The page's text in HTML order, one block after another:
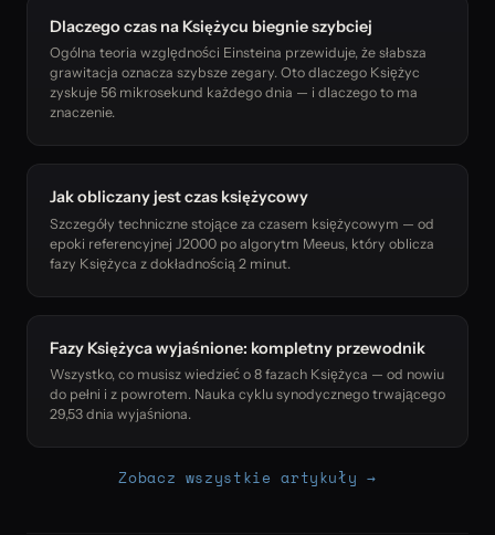
Dlaczego czas na Księżycu biegnie szybciej
Ogólna teoria względności Einsteina przewiduje, że słabsza
grawitacja oznacza szybsze zegary. Oto dlaczego Księżyc
zyskuje 56 mikrosekund każdego dnia — i dlaczego to ma
znaczenie.
Jak obliczany jest czas księżycowy
Szczegóły techniczne stojące za czasem księżycowym — od
epoki referencyjnej J2000 po algorytm Meeus, który oblicza
fazy Księżyca z dokładnością 2 minut.
Fazy Księżyca wyjaśnione: kompletny przewodnik
Wszystko, co musisz wiedzieć o 8 fazach Księżyca — od nowiu
do pełni i z powrotem. Nauka cyklu synodycznego trwającego
29,53 dnia wyjaśniona.
Zobacz wszystkie artykuły →